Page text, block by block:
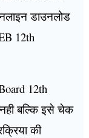
डाउनलोड
12th
12th
बल्कि इसे चेक
की